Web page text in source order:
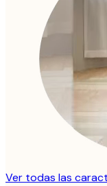
Ver todas las